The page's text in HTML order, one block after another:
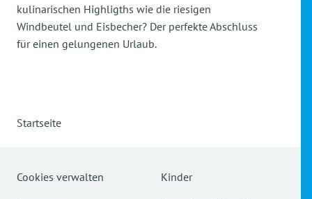
kulinarischen Highligths wie die riesigen
Windbeutel und Eisbecher? Der perfekte Abschluss
für einen gelungenen Urlaub.
Startseite
Cookies verwalten Kinder